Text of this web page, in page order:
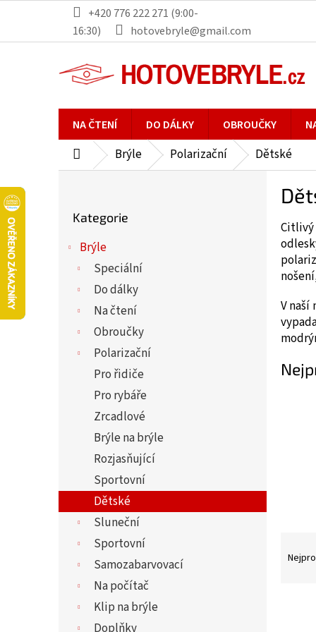
obsah
+420 776 222 271 (9:00-
16:30)
hotovebryle@gmail.com
NA ČTENÍ DO DÁLKY OBROUČKY
DomůBrýle Polarizační Dětské
kategorie
Kategorie
Brýle
Speciální
Do dálky
Na čtení
Obroučky
Polarizační
Pro řidiče
Pro rybáře
Zrcadlové
Brýle na brýle
Rozjasňující
Sportovní
Dětské
Sluneční
Sportovní
Samozabarvovací
Na počítač
Klip na brýle
Doplňky
Citlivý
V
a